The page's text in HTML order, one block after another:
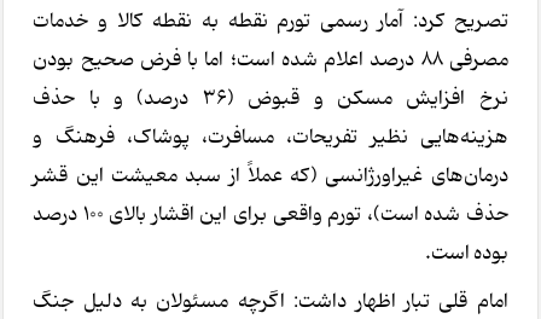
تصریح کرد: آمار رسمی تورم نقطه به نقطه کالا و خدمات
مصرفی 88 درصد اعلام شده است؛ اما با فرض صحیح بودن
نرخ افزایش مسکن و قبوض (36 درصد) و با حذف
هزینه‌هایی نظیر تفریحات، مسافرت، پوشاک، فرهنگ و
درمان‌های غیراورژانسی (که عملاً از سبد معیشت این قشر
حذف شده است)، تورم واقعی برای این اقشار بالای 100 درصد
بوده است.
امام قلی تبار اظهار داشت: اگرچه مسئولان به دلیل جنگ